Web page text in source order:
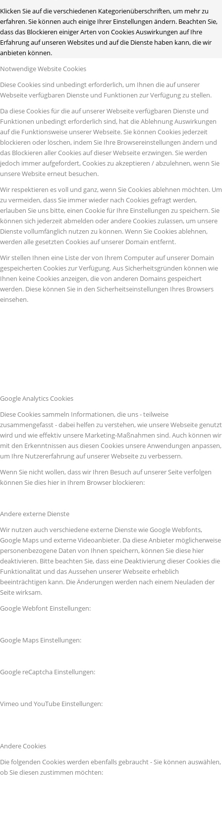
Klicken Sie auf die verschiedenen Kategorienüberschriften, um mehr zu
erfahren. Sie können auch einige Ihrer Einstellungen ändern. Beachten Sie,
dass das Blockieren einiger Arten von Cookies Auswirkungen auf Ihre
Erfahrung auf unseren Websites und auf die Dienste haben kann, die wir
anbieten können.
Notwendige Website Cookies
Diese Cookies sind unbedingt erforderlich, um Ihnen die auf unserer
Webseite verfügbaren Dienste und Funktionen zur Verfügung zu stellen.
Da diese Cookies für die auf unserer Webseite verfügbaren Dienste und
Funktionen unbedingt erforderlich sind, hat die Ablehnung Auswirkungen
auf die Funktionsweise unserer Webseite. Sie können Cookies jederzeit
blockieren oder löschen, indem Sie Ihre Browsereinstellungen ändern und
das Blockieren aller Cookies auf dieser Webseite erzwingen. Sie werden
jedoch immer aufgefordert, Cookies zu akzeptieren / abzulehnen, wenn Sie
unsere Website erneut besuchen.
Wir respektieren es voll und ganz, wenn Sie Cookies ablehnen möchten. Um
zu vermeiden, dass Sie immer wieder nach Cookies gefragt werden,
erlauben Sie uns bitte, einen Cookie für Ihre Einstellungen zu speichern. Sie
können sich jederzeit abmelden oder andere Cookies zulassen, um unsere
Dienste vollumfänglich nutzen zu können. Wenn Sie Cookies ablehnen,
werden alle gesetzten Cookies auf unserer Domain entfernt.
Wir stellen Ihnen eine Liste der von Ihrem Computer auf unserer Domain
gespeicherten Cookies zur Verfügung. Aus Sicherheitsgründen können wie
Ihnen keine Cookies anzeigen, die von anderen Domains gespeichert
werden. Diese können Sie in den Sicherheitseinstellungen Ihres Browsers
einsehen.
Google Analytics Cookies
Diese Cookies sammeln Informationen, die uns - teilweise
zusammengefasst - dabei helfen zu verstehen, wie unsere Webseite genutzt
wird und wie effektiv unsere Marketing-Maßnahmen sind. Auch können wir
mit den Erkenntnissen aus diesen Cookies unsere Anwendungen anpassen,
um Ihre Nutzererfahrung auf unserer Webseite zu verbessern.
Wenn Sie nicht wollen, dass wir Ihren Besuch auf unserer Seite verfolgen
können Sie dies hier in Ihrem Browser blockieren:
Andere externe Dienste
Wir nutzen auch verschiedene externe Dienste wie Google Webfonts,
Google Maps und externe Videoanbieter. Da diese Anbieter möglicherweise
personenbezogene Daten von Ihnen speichern, können Sie diese hier
deaktivieren. Bitte beachten Sie, dass eine Deaktivierung dieser Cookies die
Funktionalität und das Aussehen unserer Webseite erheblich
beeinträchtigen kann. Die Änderungen werden nach einem Neuladen der
Seite wirksam.
Google Webfont Einstellungen:
Google Maps Einstellungen:
Google reCaptcha Einstellungen:
Vimeo und YouTube Einstellungen:
Andere Cookies
Die folgenden Cookies werden ebenfalls gebraucht - Sie können auswählen,
ob Sie diesen zustimmen möchten: